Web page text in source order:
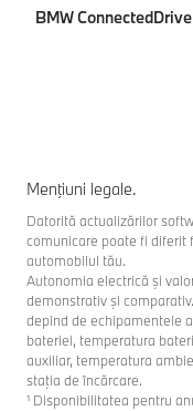
BMW
Menţiuni legale.
Datorită actualizărilor
comunicare poate fi diferit
automobilul tău.
Autonomia electrică şi
demonstrativ şi
depind de echipamentele
bateriei, temperatura
auxiliar, temperatura
staţia de încărcare.
¹ Disponibilitatea pentru